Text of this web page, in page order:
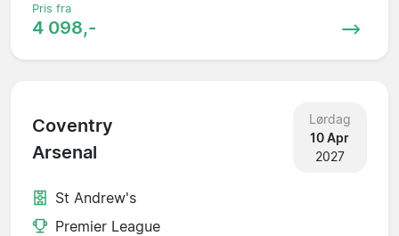
Pris fra
4 098,-
Coventry
Arsenal
Lørdag
10 Apr
2027
St Andrew's
Premier League